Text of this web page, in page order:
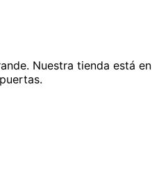
Nuestra tienda está en